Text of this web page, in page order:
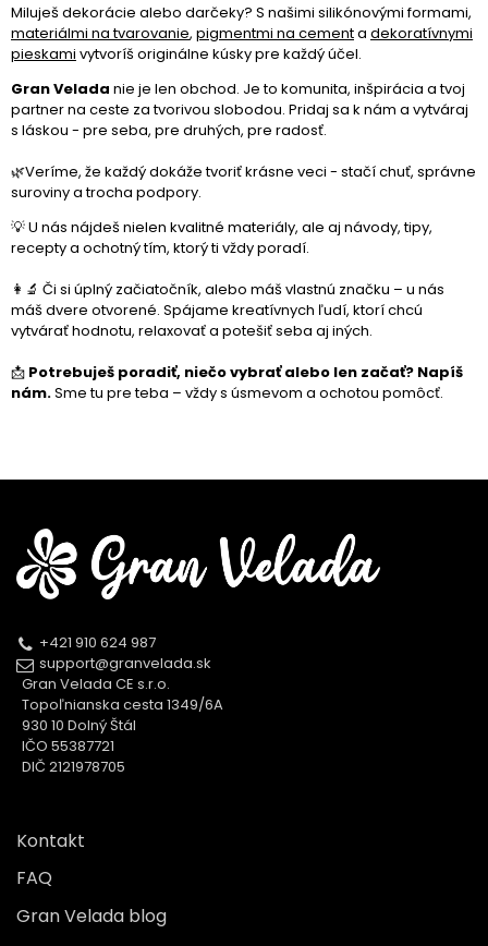
Miluješ dekorácie alebo darčeky? S našimi silikónovými formami,
materiálmi na tvarovanie, pigmentmi na cementa dekoratívnymi
pieskami vytvoríš originálne kúsky pre každý účel.
Gran Velada nie je len obchod. Je to komunita, inšpirácia a tvoj
partner na ceste za tvorivou slobodou. Pridaj sa k nám a vytváraj
s láskou - pre seba, pre druhých, pre radosť.
🌿Veríme, že každý dokáže tvoriť krásne veci - stačí chuť, správne
suroviny a trocha podpory.
💡 U nás nájdeš nielen kvalitné materiály, ale aj návody, tipy,
recepty a ochotný tím, ktorý ti vždy poradí.
👩‍🔬 Či si úplný začiatočník, alebo máš vlastnú značku – u nás
máš dvere otvorené. Spájame kreatívnych ľudí, ktorí chcú
vytvárať hodnotu, relaxovať a potešiť seba aj iných.
📩 Potrebuješ poradiť, niečo vybrať alebo len začať? Napíš
nám.Sme tu pre teba – vždy s úsmevom a ochotou pomôcť.
+421 910 624 987
support@granvelada.sk
Gran Velada CE s.r.o.
Topoľnianska cesta 1349/6A
930 10 Dolný Štál
IČO 55387721
DIČ 2121978705
Kontakt
FAQ
Gran Velada blog